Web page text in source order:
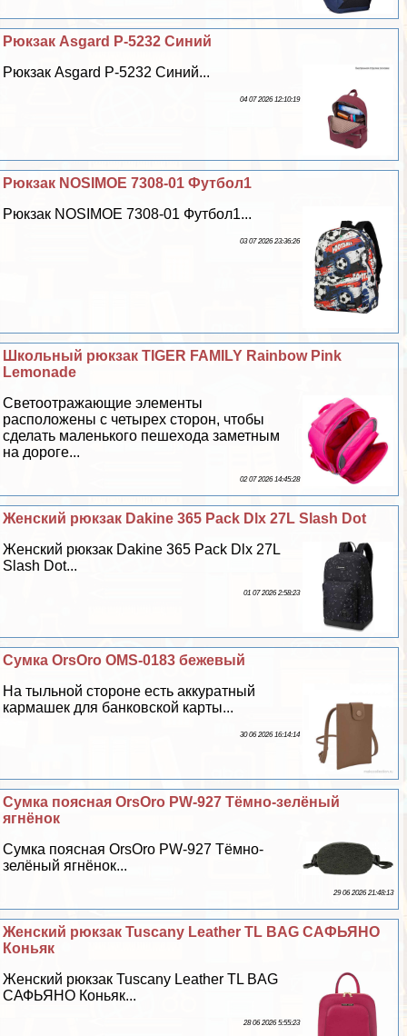
Рюкзак Asgard Р-5232 Синий
Рюкзак Asgard Р-5232 Синий...
04 07 2026 12:10:19
Рюкзак NOSIMOE 7308-01 Футбол1
Рюкзак NOSIMOE 7308-01 Футбол1...
03 07 2026 23:36:26
Школьный рюкзак TIGER FAMILY Rainbow Pink
Lemonade
Светоотражающие элементы
расположены с четырех сторон, чтобы
сделать маленького пешехода заметным
на дороге...
02 07 2026 14:45:28
Женский рюкзак Dakine 365 Pack Dlx 27L Slash Dot
Женский рюкзак Dakine 365 Pack Dlx 27L
Slash Dot...
01 07 2026 2:58:23
Сумка OrsOro OMS-0183 бежевый
На тыльной стороне есть аккуратный
кармашек для банковской карты...
30 06 2026 16:14:14
Сумка поясная OrsOro PW-927 Тёмно-зелёный
ягнёнок
Сумка поясная OrsOro PW-927 Тёмно-
зелёный ягнёнок...
29 06 2026 21:48:13
Женский рюкзак Tuscany Leather TL BAG САФЬЯНО
Коньяк
Женский рюкзак Tuscany Leather TL BAG
САФЬЯНО Коньяк...
28 06 2026 5:55:23